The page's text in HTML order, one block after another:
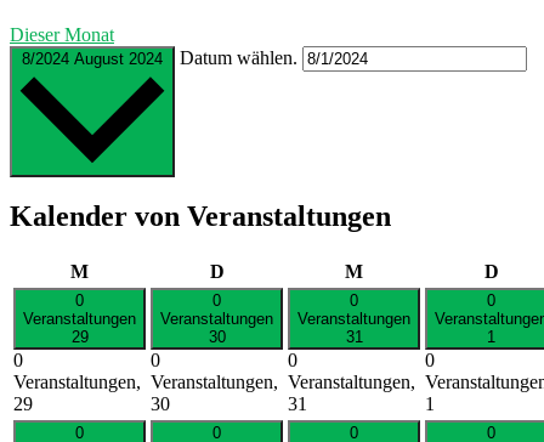
Dieser Monat
8/2024 August 2024 Datum wählen.
Kalender von Veranstaltungen
MMontag DDienstag MMittwoch D
0
Veranstaltungen
29
0
Veranstaltungen,
29
0
Veranstaltungen
30
0
Veranstaltungen,
30
0
Veranstaltungen
31
0
Veranstaltungen,
31
0
1
0
1
0
0
0
0